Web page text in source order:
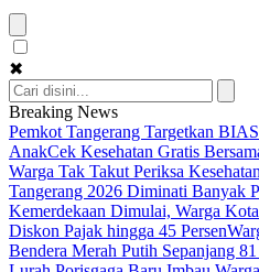
✖
Breaking News
Pemkot Tangerang Targetkan
AnakCek Kesehatan Gratis
Warga Tak Takut Periksa Kesehatan
Tangerang 2026 Diminati Banyak
Kemerdekaan Dimulai, Warga
Diskon Pajak hingga 45 Persen
Bendera Merah Putih Sepanjang